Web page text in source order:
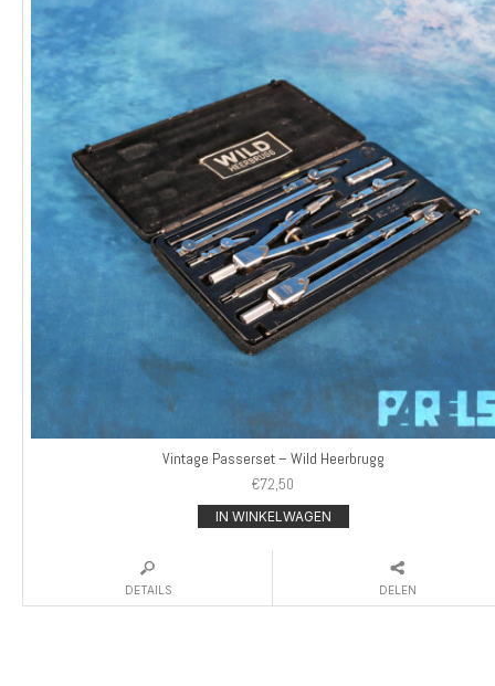
Vintage Passerset – Wild Heerbrugg
€72,50
IN WINKELWAGEN
DETAILS DELEN